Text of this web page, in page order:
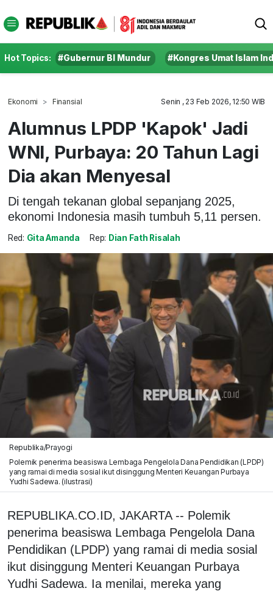
Hot Topics: #Gubernur BI Mundur #Kongres Umat Islam
Ekonomi Finansial Senin , 23 Feb 2026, 12:50 WIB
Alumnus LPDP 'Kapok' Jadi
WNI, Purbaya: 20 Tahun Lagi
Dia akan Menyesal
Di tengah tekanan global sepanjang 2025,
ekonomi Indonesia masih tumbuh 5,11 persen.
Red: Gita Amanda Rep: Dian Fath Risalah
Republika/Prayogi
Polemik penerima beasiswa Lembaga Pengelola Dana Pendidikan (LPDP)
yang ramai di media sosial ikut disinggung Menteri Keuangan Purbaya
Yudhi Sadewa. (ilustrasi)
REPUBLIKA.CO.ID, JAKARTA -- Polemik
penerima beasiswa Lembaga Pengelola Dana
Pendidikan (LPDP) yang ramai di media sosial
ikut disinggung Menteri Keuangan Purbaya
Yudhi Sadewa. Ia menilai, mereka yang